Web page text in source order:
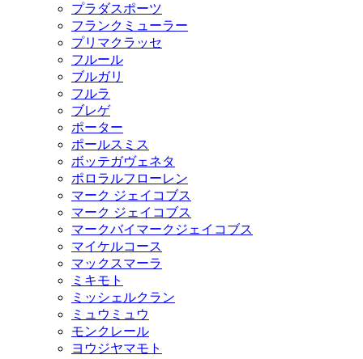
プラダスポーツ
フランクミューラー
プリマクラッセ
フルール
ブルガリ
フルラ
ブレゲ
ポーター
ポールスミス
ボッテガヴェネタ
ポロラルフローレン
マーク ジェイコブス
マーク ジェイコブス
マークバイマークジェイコブス
マイケルコース
マックスマーラ
ミキモト
ミッシェルクラン
ミュウミュウ
モンクレール
ヨウジヤマモト